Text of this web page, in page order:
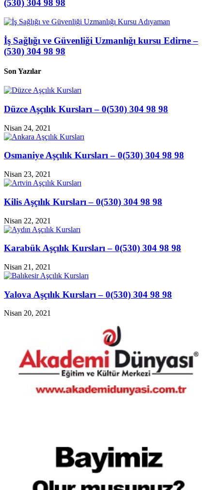
(530) 304 98 98
İş Sağlığı ve Güvenliği Uzmanlığı kursu Edirne –
(530) 304 98 98
Son Yazılar
Düzce Aşçılık Kursları – 0(530) 304 98 98
Nisan 24, 2021
Osmaniye Aşçılık Kursları – 0(530) 304 98 98
Nisan 23, 2021
Kilis Aşçılık Kursları – 0(530) 304 98 98
Nisan 22, 2021
Karabük Aşçılık Kursları – 0(530) 304 98 98
Nisan 21, 2021
Yalova Aşçılık Kursları – 0(530) 304 98 98
Nisan 20, 2021